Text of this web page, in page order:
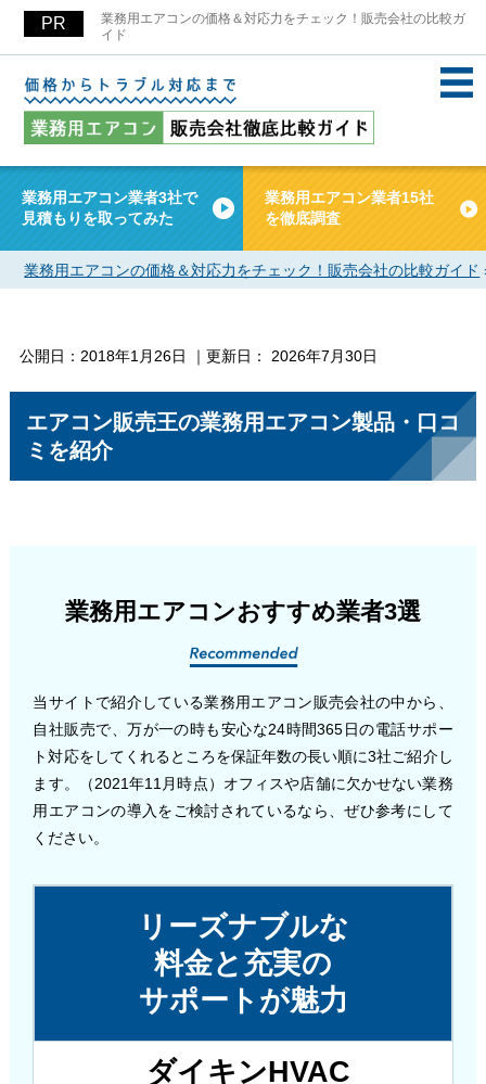
業務用エアコンの価格＆対応力をチェック！販売会社の比較ガ
イド
業務用エアコン業者3社で
見積もりを取ってみた
業務用エアコン業者15社
を徹底調査
業務用エアコンの価格＆対応力をチェック！販売会社の比較ガイド
公開日： 2018年1月26日 ｜更新日： 2026年7月30日
エアコン販売王の業務用エアコン製品・口コ
ミを紹介
業務用エアコンおすすめ業者3選
当サイトで紹介している業務用エアコン販売会社の中から、
自社販売で、万が一の時も安心な24時間365日の電話サポー
ト対応をしてくれるところを保証年数の長い順に3社ご紹介し
ます。（2021年11月時点）オフィスや店舗に欠かせない業務
用エアコンの導入をご検討されているなら、ぜひ参考にして
ください。
リーズナブルな
料金と充実の
サポートが魅力
ダイキンHVAC